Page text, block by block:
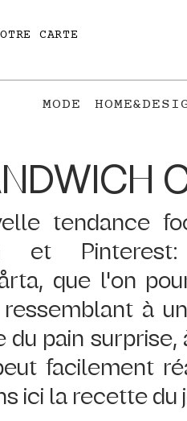
CARTE
MODE
tendance
et
que l'on
à
du pain
facilement
ici la recette du